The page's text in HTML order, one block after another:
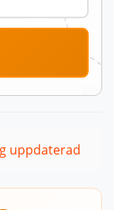
uppdaterad